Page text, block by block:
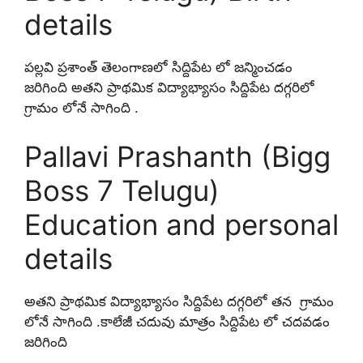
details
పల్లవి ప్రశాంత్ తెలంగాణలో సిద్దిపేట లో జన్మించడం
జరిగింది అతని ప్రాథమిక విద్యాభ్యాసం సిద్దిపేట దగ్గరిలో
గ్రామం లోనే సాగింది .
Pallavi Prashanth (Bigg
Boss 7 Telugu)
Education and personal
details
అతని ప్రాథమిక విద్యాభ్యాసం సిద్దిపేట దగ్గరిలో తన గ్రామం
లోనే సాగింది .కాలేజీ చదువు మాత్రం సిద్దిపేట లో చదవడం
జరిగింది